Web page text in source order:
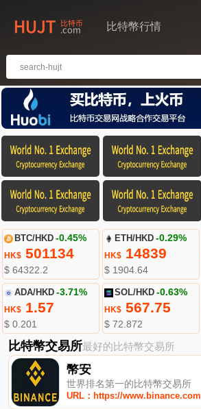
比特幣行情
BTC/HKD -0.45%
HK$501134
$ 64322.2
ETH/HKD -0.29%
HK$ 14839
$ 1904.64
ADA/HKD -3.71%
HK$1.57
$ 0.201
SOL/HKD -0.63%
HK$ 567.75
$ 72.872
比特幣交易所最好的比特幣交易所
幣安
世界排名第一的比特幣交易所
URL：https://www.binance.com